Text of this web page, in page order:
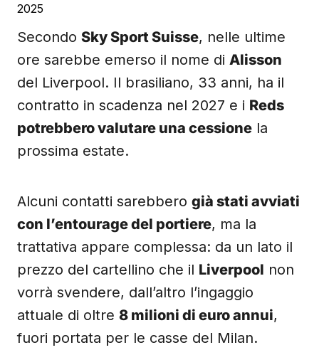
2025
Secondo Sky Sport Suisse, nelle ultime
ore sarebbe emerso il nome di Alisson
del Liverpool. Il brasiliano, 33 anni, ha il
contratto in scadenza nel 2027 e i Reds
potrebbero valutare una cessione la
prossima estate.
Alcuni contatti sarebbero già stati avviati
con l’entourage del portiere, ma la
trattativa appare complessa: da un lato il
prezzo del cartellino che il Liverpool non
vorrà svendere, dall’altro l’ingaggio
attuale di oltre 8 milioni di euro annui,
fuori portata per le casse del Milan.